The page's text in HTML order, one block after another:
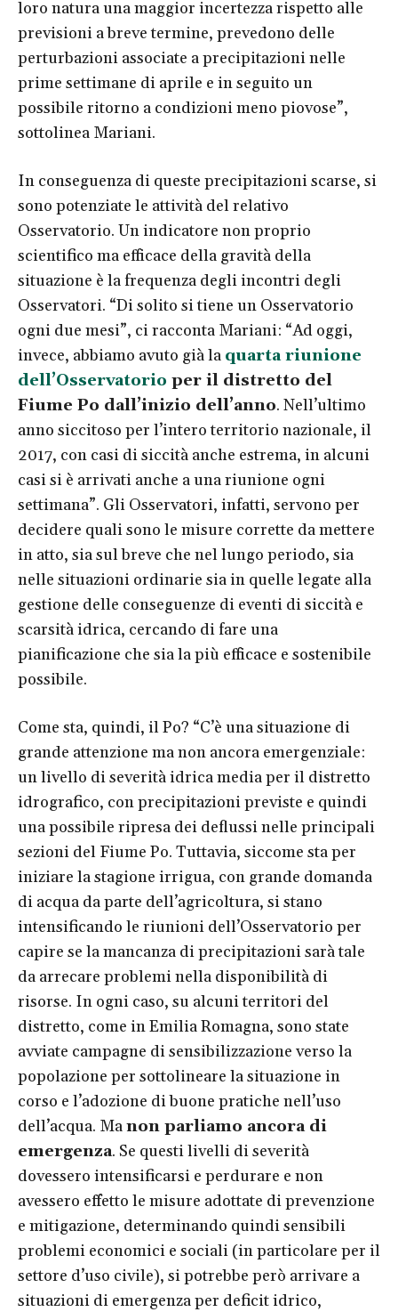
loro natura una maggior incertezza rispetto alle
previsioni a breve termine, prevedono delle
perturbazioni associate a precipitazioni nelle
prime settimane di aprile e in seguito un
possibile ritorno a condizioni meno piovose”,
sottolinea Mariani.
In conseguenza di queste precipitazioni scarse, si
sono potenziate le attività del relativo
Osservatorio. Un indicatore non proprio
scientifico ma efficace della gravità della
situazione è la frequenza degli incontri degli
Osservatori. “Di solito si tiene un Osservatorio
ogni due mesi”, ci racconta Mariani: “Ad oggi,
invece, abbiamo avuto già la quarta riunione
dell’Osservatorio per il distretto del
Fiume Po dall’inizio dell’anno. Nell’ultimo
anno siccitoso per l’intero territorio nazionale, il
2017, con casi di siccità anche estrema, in alcuni
casi si è arrivati anche a una riunione ogni
settimana”. Gli Osservatori, infatti, servono per
decidere quali sono le misure corrette da mettere
in atto, sia sul breve che nel lungo periodo, sia
nelle situazioni ordinarie sia in quelle legate alla
gestione delle conseguenze di eventi di siccità e
scarsità idrica, cercando di fare una
pianificazione che sia la più efficace e sostenibile
possibile.
Come sta, quindi, il Po? “C’è una situazione di
grande attenzione ma non ancora emergenziale:
un livello di severità idrica media per il distretto
idrografico, con precipitazioni previste e quindi
una possibile ripresa dei deflussi nelle principali
sezioni del Fiume Po. Tuttavia, siccome sta per
iniziare la stagione irrigua, con grande domanda
di acqua da parte dell’agricoltura, si stano
intensificando le riunioni dell’Osservatorio per
capire se la mancanza di precipitazioni sarà tale
da arrecare problemi nella disponibilità di
risorse. In ogni caso, su alcuni territori del
distretto, come in Emilia Romagna, sono state
avviate campagne di sensibilizzazione verso la
popolazione per sottolineare la situazione in
corso e l’adozione di buone pratiche nell’uso
dell’acqua. Manon parliamo ancora di
emergenza. Se questi livelli di severità
dovessero intensificarsi e perdurare e non
avessero effetto le misure adottate di prevenzione
e mitigazione, determinando quindi sensibili
problemi economici e sociali (in particolare per il
settore d’uso civile), si potrebbe però arrivare a
situazioni di emergenza per deficit idrico,